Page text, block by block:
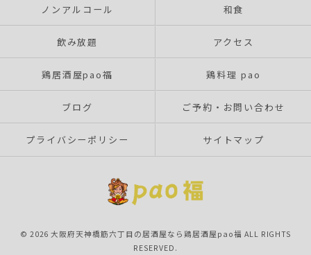
ノンアルコール 和食
飲み放題 アクセス
鶏居酒屋pao福 鶏料理 pao
ブログ ご予約・お問い合わせ
プライバシーポリシー サイトマップ
© 2026 大阪府天神橋筋六丁目の居酒屋なら鶏居酒屋pao福 ALL RIGHTS
RESERVED.